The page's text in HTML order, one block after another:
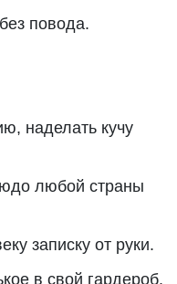
повода.
наделать кучу
любой страны
записку от руки.
в свой гардероб.